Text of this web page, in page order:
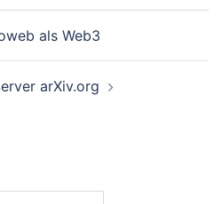
als Web3
arXiv.org